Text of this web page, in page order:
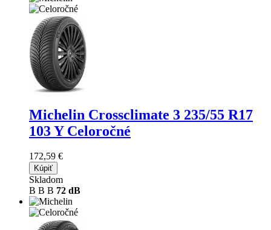
Michelin Crossclimate 3 235/55 R17
103 Y Celoročné
172,59 €
Kúpiť
Skladom
B B B 72 dB